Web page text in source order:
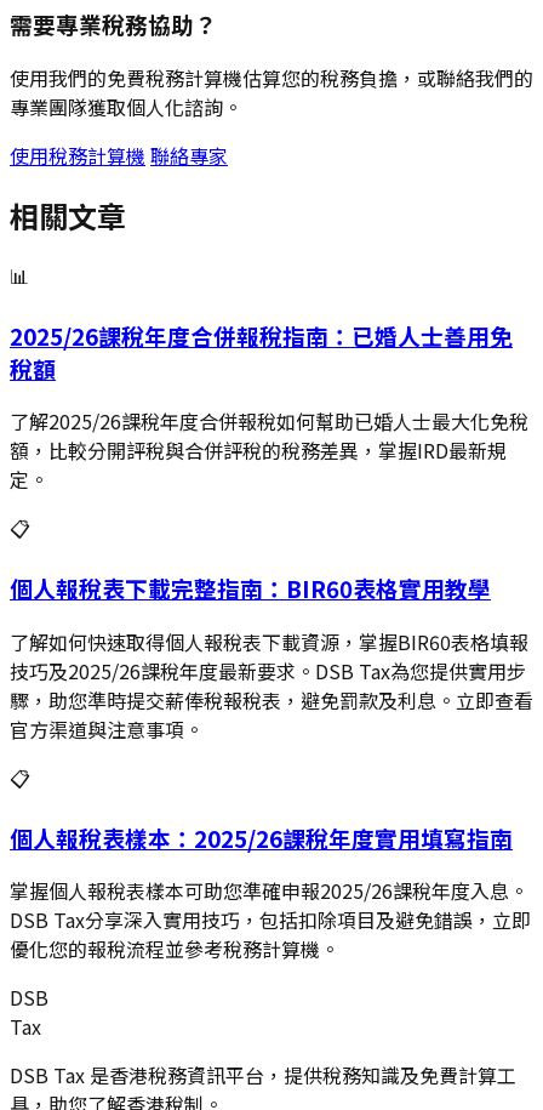
需要專業稅務協助？
使用我們的免費稅務計算機估算您的稅務負擔，或聯絡我們的
專業團隊獲取個人化諮詢。
使用稅務計算機 聯絡專家
相關文章
📊
2025/26課稅年度合併報稅指南：已婚人士善用免
稅額
了解2025/26課稅年度合併報稅如何幫助已婚人士最大化免稅
額，比較分開評稅與合併評稅的稅務差異，掌握IRD最新規
定。
📋
個人報稅表下載完整指南：BIR60表格實用教學
了解如何快速取得個人報稅表下載資源，掌握BIR60表格填報
技巧及2025/26課稅年度最新要求。DSB Tax為您提供實用步
驟，助您準時提交薪俸稅報稅表，避免罰款及利息。立即查看
官方渠道與注意事項。
📋
個人報稅表樣本：2025/26課稅年度實用填寫指南
掌握個人報稅表樣本可助您準確申報2025/26課稅年度入息。
DSB Tax分享深入實用技巧，包括扣除項目及避免錯誤，立即
優化您的報稅流程並參考稅務計算機。
DSB
Tax
DSB Tax 是香港稅務資訊平台，提供稅務知識及免費計算工